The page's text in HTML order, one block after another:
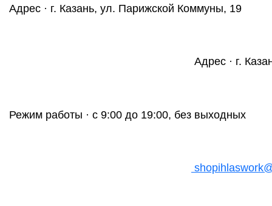
Адрес · г. Казань, ул. Парижской Коммуны, 19
Адрес · г.
Режим работы · с 9:00 до 19:00, без выходных